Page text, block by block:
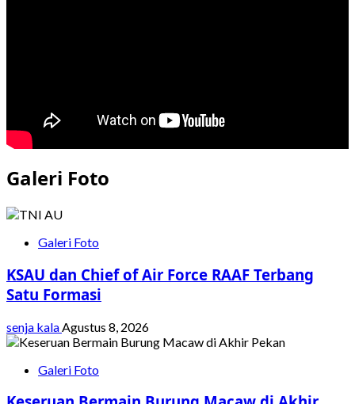
Galeri Foto
Galeri Foto
KSAU dan Chief of Air Force RAAF Terbang
Satu Formasi
senja kala Agustus 8, 2026
Galeri Foto